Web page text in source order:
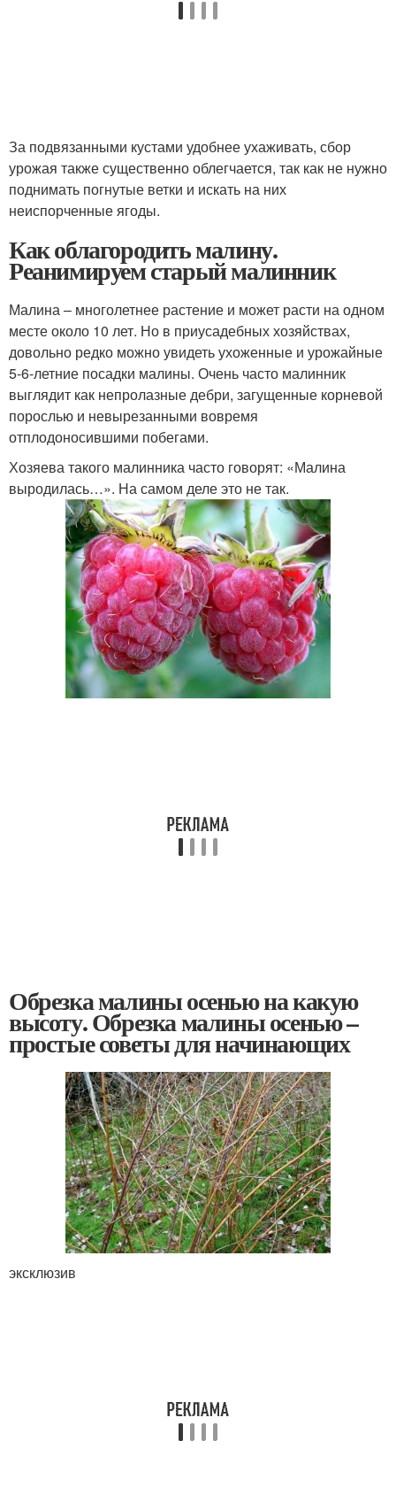
За подвязанными кустами удобнее ухаживать, сбор
урожая также существенно облегчается, так как не нужно
поднимать погнутые ветки и искать на них
неиспорченные ягоды.
Как облагородить малину.
Реанимируем старый малинник
Малина – многолетнее растение и может расти на одном
месте около 10 лет. Но в приусадебных хозяйствах,
довольно редко можно увидеть ухоженные и урожайные
5-6-летние посадки малины. Очень часто малинник
выглядит как непролазные дебри, загущенные корневой
порослью и невырезанными вовремя
отплодоносившими побегами.
Хозяева такого малинника часто говорят: «Малина
выродилась…». На самом деле это не так.
Обрезка малины осенью на какую
высоту. Обрезка малины осенью –
простые советы для начинающих
эксклюзив